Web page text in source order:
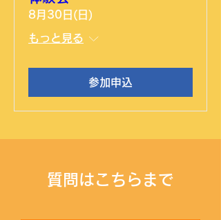
8月30日(日)
もっと見る
参加申込
​質問はこちらまで